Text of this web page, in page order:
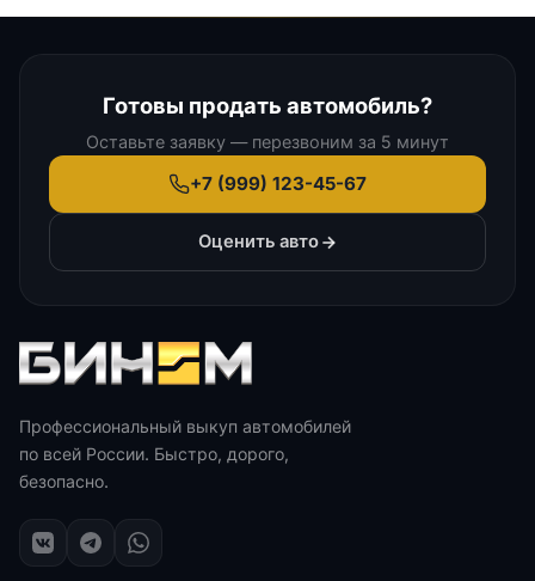
Готовы продать автомобиль?
Оставьте заявку — перезвоним за 5 минут
+7 (999) 123-45-67
Оценить авто
Профессиональный выкуп автомобилей
по всей России. Быстро, дорого,
безопасно.